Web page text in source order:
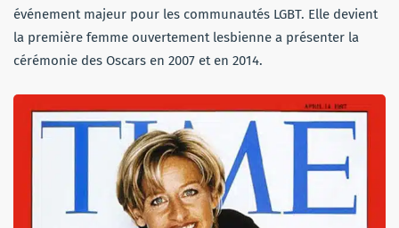
événement majeur pour les communautés LGBT. Elle devient
la première femme ouvertement lesbienne a présenter la
cérémonie des Oscars en 2007 et en 2014.